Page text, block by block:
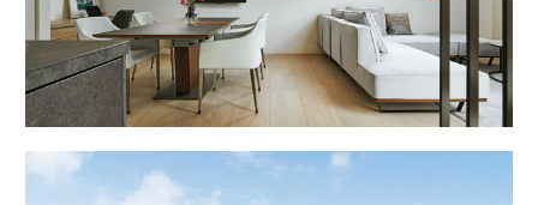
多彩な動画やこだわりが詰まった建築実例、注目の最新情報など、住
まいづくりを楽しく学べるデジタルラウンジです。
ホームラウンジ 新築・戸建て
障がい者採用
ウエルネス事業
海外事業